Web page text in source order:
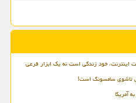
اینترنت، خود زندگی است نه یک ابزار فرعی
تاشوی سامسونگ است!
آمریکا